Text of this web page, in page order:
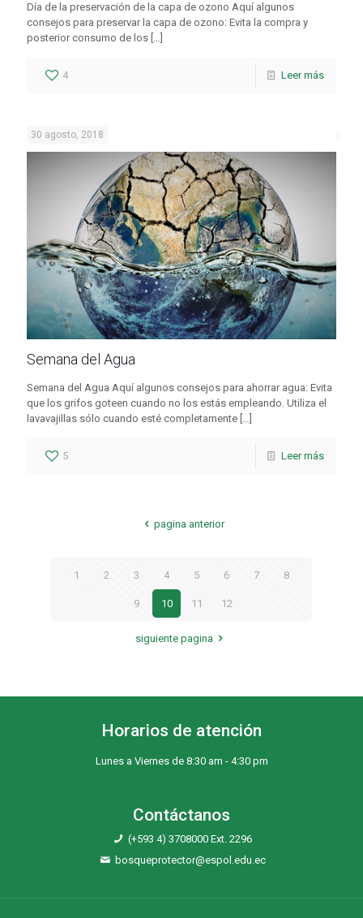
Día de la preservación de la capa de ozono Aquí algunos
consejos para preservar la capa de ozono: Evita la compra y
posterior consumo de los […]
4 Leer más
30 agosto, 2018
Semana del Agua
Semana del Agua Aquí algunos consejos para ahorrar agua: Evita
que los grifos goteen cuando no los estás empleando. Utiliza el
lavavajillas sólo cuando esté completamente […]
5 Leer más
pagina anterior
1 2 3 4 5 6 7 8
9 10 11 12
siguiente pagina
Horarios de atención
Lunes a Viernes de 8:30 am - 4:30 pm
Contáctanos
(+593 4) 3708000 Ext. 2296
bosqueprotector@espol.edu.ec